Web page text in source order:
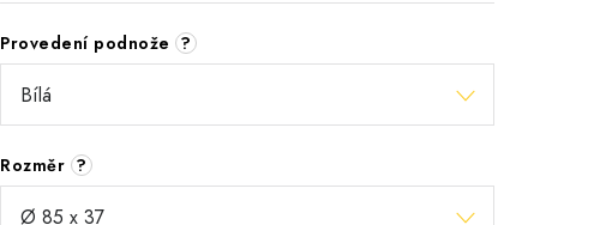
Provedení podnože ?
Rozměr ?